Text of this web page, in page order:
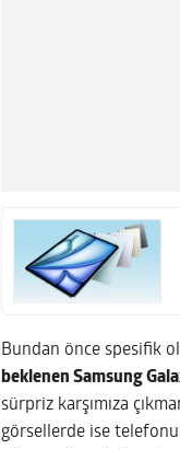
Bundan önce spesifik
beklenen Samsung
sürpriz karşımıza
görsellerde ise